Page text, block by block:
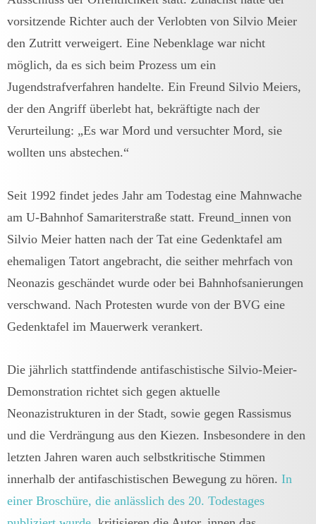
vorsitzende Richter auch der Verlobten von Silvio Meier
den Zutritt verweigert. Eine Nebenklage war nicht
möglich, da es sich beim Prozess um ein
Jugendstrafverfahren handelte. Ein Freund Silvio Meiers,
der den Angriff überlebt hat, bekräftigte nach der
Verurteilung: „Es war Mord und versuchter Mord, sie
wollten uns abstechen.“
Seit 1992 findet jedes Jahr am Todestag eine Mahnwache
am U-Bahnhof Samariterstraße statt. Freund_innen von
Silvio Meier hatten nach der Tat eine Gedenktafel am
ehemaligen Tatort angebracht, die seither mehrfach von
Neonazis geschändet wurde oder bei Bahnhofsanierungen
verschwand. Nach Protesten wurde von der BVG eine
Gedenktafel im Mauerwerk verankert.
Die jährlich stattfindende antifaschistische Silvio-Meier-
Demonstration richtet sich gegen aktuelle
Neonazistrukturen in der Stadt, sowie gegen Rassismus
und die Verdrängung aus den Kiezen. Insbesondere in den
letzten Jahren waren auch selbstkritische Stimmen
innerhalb der antifaschistischen Bewegung zu hören. In
einer Broschüre, die anlässlich des 20. Todestages